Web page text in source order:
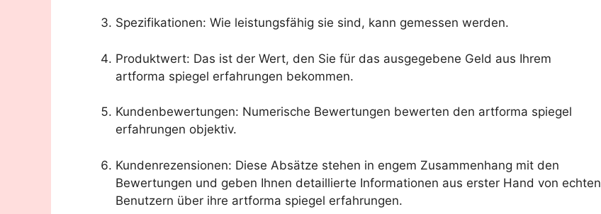
Spezifikationen: Wie leistungsfähig sie sind, kann gemessen werden.
Produktwert: Das ist der Wert, den Sie für das ausgegebene Geld aus Ihrem
artforma spiegel erfahrungen bekommen.
Kundenbewertungen: Numerische Bewertungen bewerten den artforma spiegel
erfahrungen objektiv.
Kundenrezensionen: Diese Absätze stehen in engem Zusammenhang mit den
Bewertungen und geben Ihnen detaillierte Informationen aus erster Hand von echten
Benutzern über ihre artforma spiegel erfahrungen.